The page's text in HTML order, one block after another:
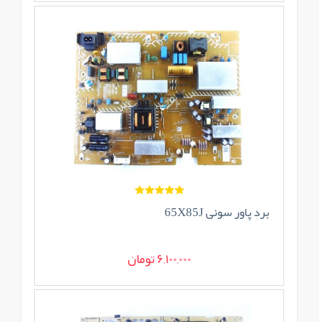
برد پاور سونی 65X85J
6,100,000 تومان